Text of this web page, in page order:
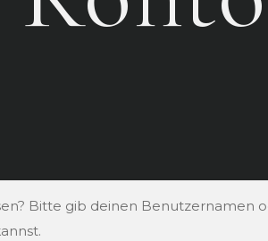
Bitte gib deinen Benutzernamen